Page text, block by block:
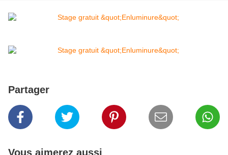
Partager
Vous aimerez aussi